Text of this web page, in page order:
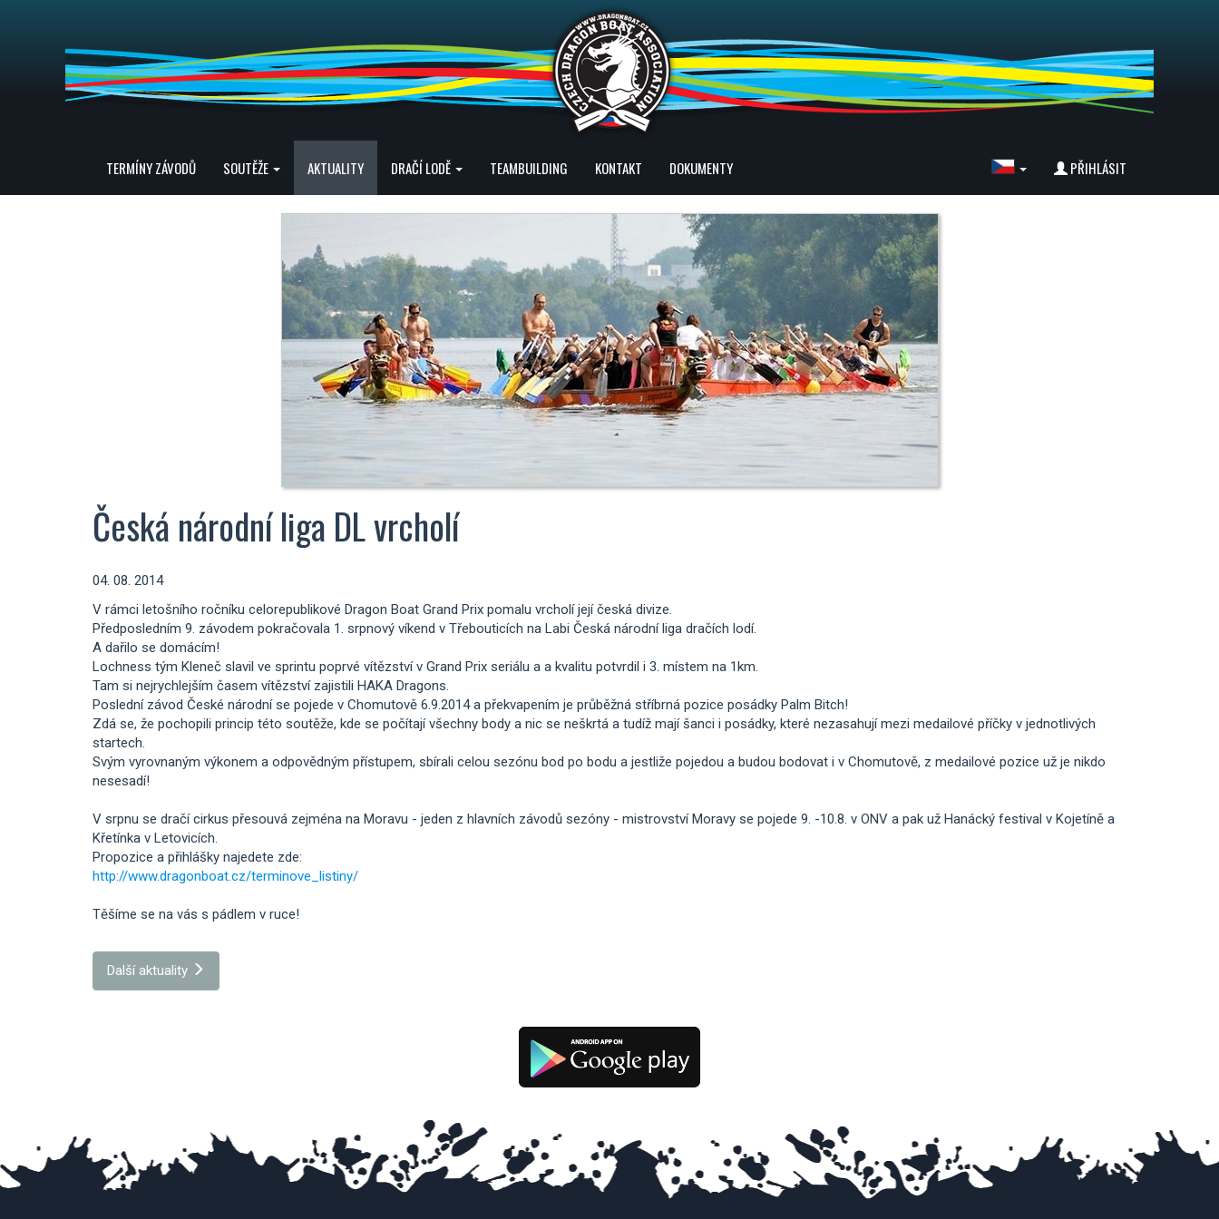
TERMÍNY ZÁVODŮ SOUTĚŽE AKTUALITY DRAČÍ LODĚ TEAMBUILDING KONTAKT DOKUMENTY PŘIHLÁSIT
Česká národní liga DL vrcholí
04. 08. 2014
V rámci letošního ročníku celorepublikové Dragon Boat Grand Prix pomalu vrcholí její česká divize.
Předposledním 9. závodem pokračovala 1. srpnový víkend v Třebouticích na Labi Česká národní liga dračích lodí.
A dařilo se domácím!
Lochness tým Kleneč slavil ve sprintu poprvé vítězství v Grand Prix seriálu a a kvalitu potvrdil i 3. místem na 1km.
Tam si nejrychlejším časem vítězství zajistili HAKA Dragons.
Poslední závod České národní se pojede v Chomutově 6.9.2014 a překvapením je průběžná stříbrná pozice posádky Palm Bitch!
Zdá se, že pochopili princip této soutěže, kde se počítají všechny body a nic se neškrtá a tudíž mají šanci i posádky, které nezasahují mezi medailové příčky v jednotlivých
startech.
Svým vyrovnaným výkonem a odpovědným přístupem, sbírali celou sezónu bod po bodu a jestliže pojedou a budou bodovat i v Chomutově, z medailové pozice už je nikdo
nesesadí!
V srpnu se dračí cirkus přesouvá zejména na Moravu - jeden z hlavních závodů sezóny - mistrovství Moravy se pojede 9. -10.8. v ONV a pak už Hanácký festival v Kojetíně a
Křetínka v Letovicích.
Propozice a přihlášky najedete zde:
http://www.dragonboat.cz/terminove_listiny/
Těšíme se na vás s pádlem v ruce!
Další aktuality